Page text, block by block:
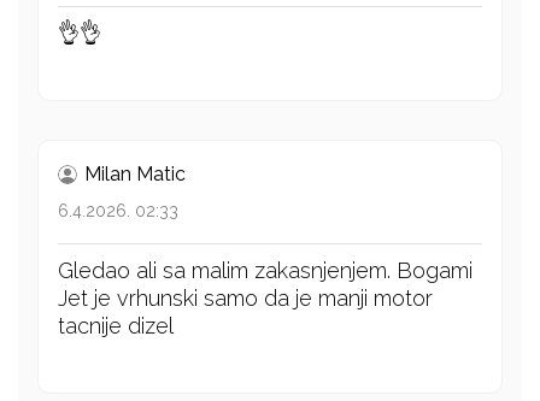
👌👌
Milan Matic
6.4.2026. 02:33
Gledao ali sa malim zakasnjenjem. Bogami
Jet je vrhunski samo da je manji motor
tacnije dizel